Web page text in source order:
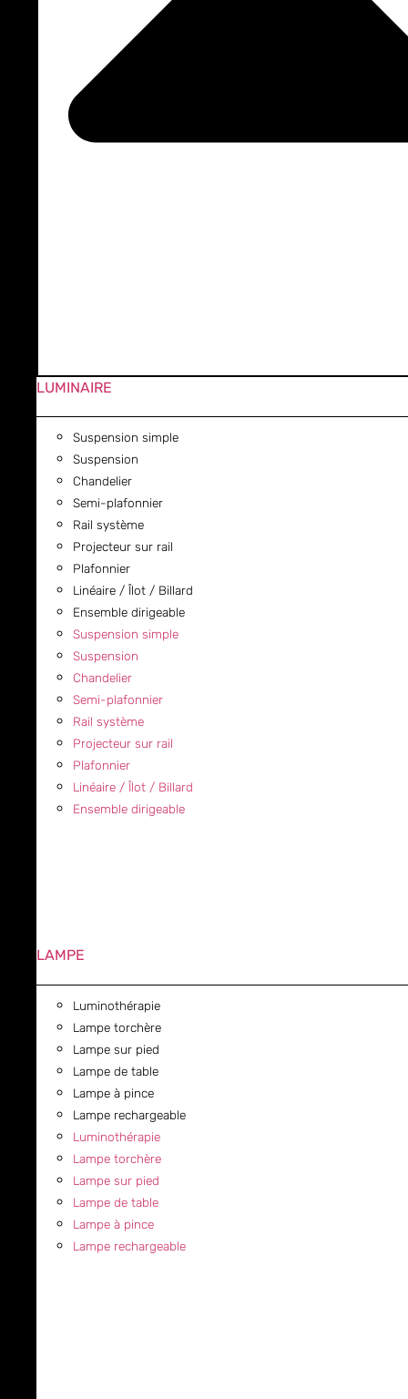
LUMINAIRE
Suspension simple
Suspension
Chandelier
Semi-plafonnier
Rail système
Projecteur sur rail
Plafonnier
Linéaire / Îlot / Billard
Ensemble dirigeable
Suspension simple
Suspension
Chandelier
Semi-plafonnier
Rail système
Projecteur sur rail
Plafonnier
Linéaire / Îlot / Billard
Ensemble dirigeable
LAMPE
Luminothérapie
Lampe torchère
Lampe sur pied
Lampe de table
Lampe à pince
Lampe rechargeable
Luminothérapie
Lampe torchère
Lampe sur pied
Lampe de table
Lampe à pince
Lampe rechargeable